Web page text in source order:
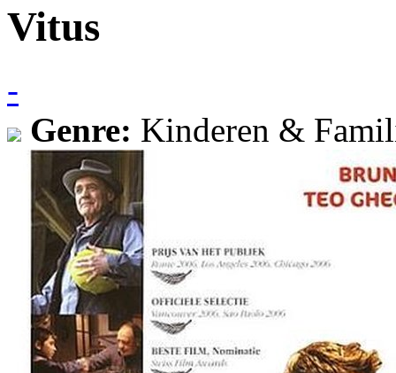
Vitus
-
Genre: Kinderen &